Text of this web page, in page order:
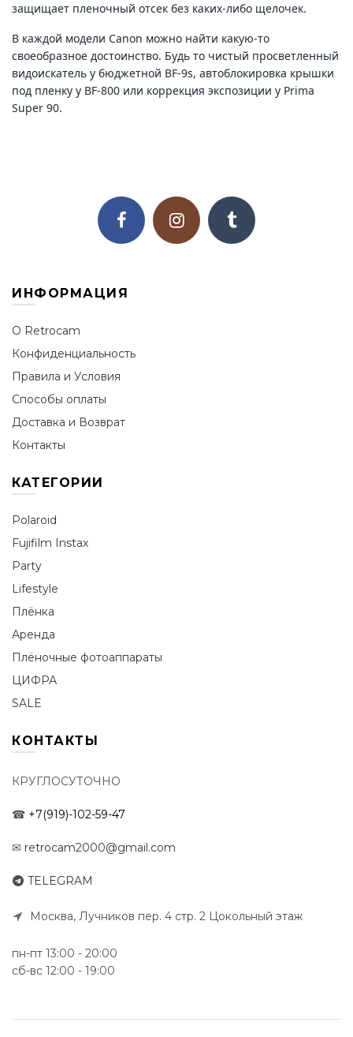
защищает пленочный отсек без каких-либо щелочек.
В каждой модели Canon можно найти какую-то
своеобразное достоинство. Будь то чистый просветленный
видоискатель у бюджетной BF-9s, автоблокировка крышки
под пленку у BF-800 или коррекция экспозиции у Prima
Super 90.
ИНФОРМАЦИЯ
О Retrocam
Конфиденциальность
Правила и Условия
Способы оплаты
Доставка и Возврат
Контакты
КАТЕГОРИИ
Polaroid
Fujifilm Instax
Party
Lifestyle
Плёнка
Аренда
Плёночные фотоаппараты
ЦИФРА
SALE
КОНТАКТЫ
КРУГЛОСУТОЧНО
☎ +7(919)-102-59-47
✉ retrocam2000@gmail.com
TELEGRAM
Москва, Лучников пер. 4 стр. 2 Цокольный этаж
пн-пт 13:00 - 20:00
сб-вс 12:00 - 19:00